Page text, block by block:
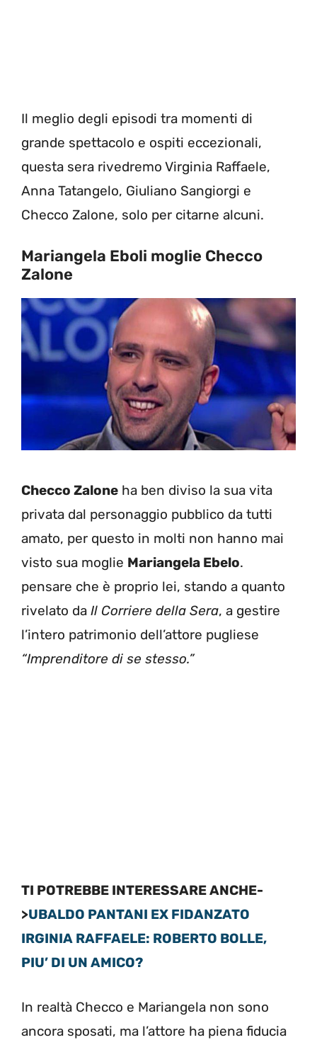
Il meglio degli episodi tra momenti di
grande spettacolo e ospiti eccezionali,
questa sera rivedremo Virginia Raffaele,
Anna Tatangelo, Giuliano Sangiorgi e
Checco Zalone, solo per citarne alcuni.
Mariangela Eboli moglie Checco
Zalone
Checco Zalone ha ben diviso la sua vita
privata dal personaggio pubblico da tutti
amato, per questo in molti non hanno mai
visto sua moglie Mariangela Ebelo.
pensare che è proprio lei, stando a quanto
rivelato da Il Corriere della Sera, a gestire
l’intero patrimonio dell’attore pugliese
“Imprenditore di se stesso.”
TI POTREBBE INTERESSARE ANCHE-
>UBALDO PANTANI EX FIDANZATO
IRGINIA RAFFAELE: ROBERTO BOLLE,
PIU’ DI UN AMICO?
In realtà Checco e Mariangela non sono
ancora sposati, ma l’attore ha piena fiducia